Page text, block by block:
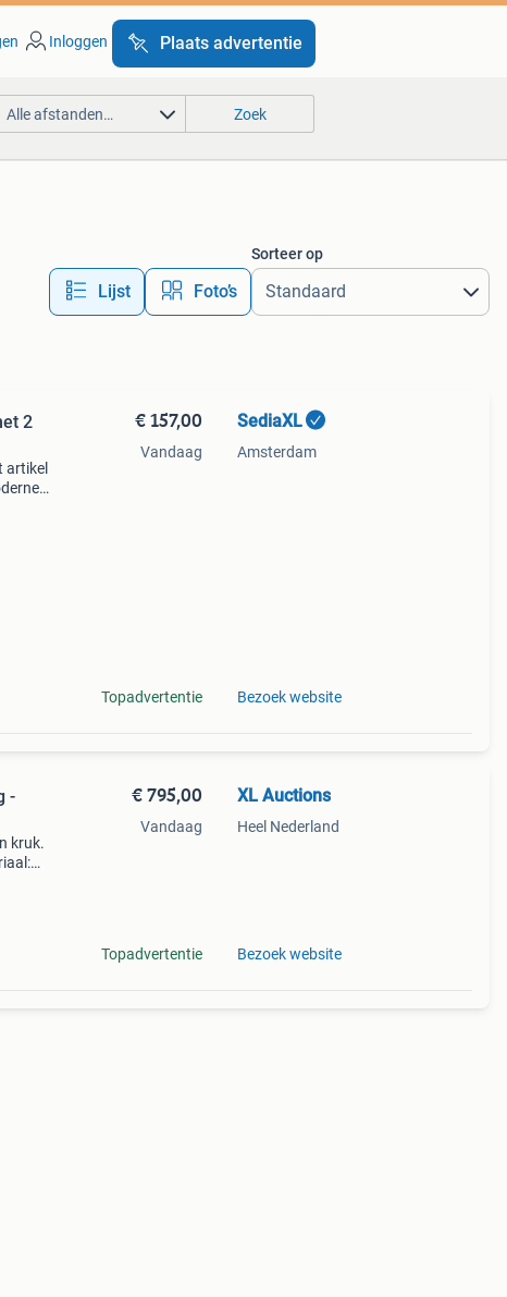
Inloggen Plaats advertentie
Alle afstanden… Zoek
Lijst Foto’s
Sorteer op
2
artikel
€ 157,00
Vandaag
Topadvertentie
SediaXL
Amsterdam
Bezoek website
-
kruk.
€ 795,00
Vandaag
Topadvertentie
XL Auctions
Heel Nederland
Bezoek website